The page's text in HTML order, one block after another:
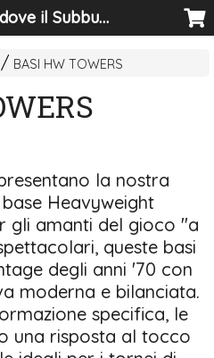
SUBBART, dove il Subbuteo diventa arte
BASI HW TOWERS
la nostra
Heavyweight
gli amanti del gioco "a
queste basi
degli anni '70 con
moderna e bilanciata.
specifica, le
una risposta al tocco